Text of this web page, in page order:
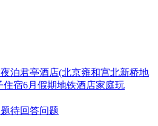
泊君亭酒店(北京雍和宫北新桥地
住宿6月 假期地铁酒店家庭玩
待回答问题